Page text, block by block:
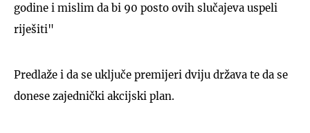
godine i mislim da bi 90 posto ovih slučajeva uspeli
riješiti"
Predlaže i da se uključe premijeri dviju država te da se
donese zajednički akcijski plan.